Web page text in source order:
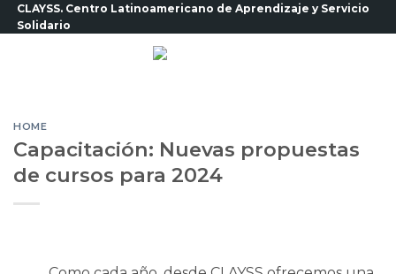
Saltar
al
CLAYSS. Centro Latinoamericano de Aprendizaje y Servicio
Solidario
HOME
Capacitación: Nuevas propuestas
de cursos para 2024